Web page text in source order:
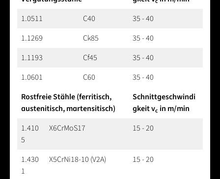
1.0511
C40
35 - 40
1.1269
Ck85
35 - 40
1.1193
Cf45
35 - 40
1.0601
C60
35 - 40
Rostfreie Stähle (ferritisch,
austenitisch, martensitisch)
Schnittgeschwindi
gkeit vc in m/min
1.410
5
X6CrMoS17 15 - 20
1.430
1
X5CrNi18-10 (V2A) 15 - 20